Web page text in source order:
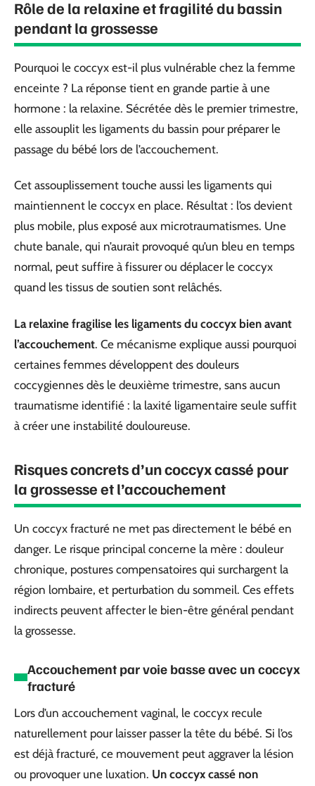
Rôle de la relaxine et fragilité du bassin
pendant la grossesse
Pourquoi le coccyx est-il plus vulnérable chez la femme
enceinte ? La réponse tient en grande partie à une
hormone : la relaxine. Sécrétée dès le premier trimestre,
elle assouplit les ligaments du bassin pour préparer le
passage du bébé lors de l’accouchement.
Cet assouplissement touche aussi les ligaments qui
maintiennent le coccyx en place. Résultat : l’os devient
plus mobile, plus exposé aux microtraumatismes. Une
chute banale, qui n’aurait provoqué qu’un bleu en temps
normal, peut suffire à fissurer ou déplacer le coccyx
quand les tissus de soutien sont relâchés.
La relaxine fragilise les ligaments du coccyx bien avant
l’accouchement. Ce mécanisme explique aussi pourquoi
certaines femmes développent des douleurs
coccygiennes dès le deuxième trimestre, sans aucun
traumatisme identifié : la laxité ligamentaire seule suffit
à créer une instabilité douloureuse.
Risques concrets d’un coccyx cassé pour
la grossesse et l’accouchement
Un coccyx fracturé ne met pas directement le bébé en
danger. Le risque principal concerne la mère : douleur
chronique, postures compensatoires qui surchargent la
région lombaire, et perturbation du sommeil. Ces effets
indirects peuvent affecter le bien-être général pendant
la grossesse.
Accouchement par voie basse avec un coccyx
fracturé
Lors d’un accouchement vaginal, le coccyx recule
naturellement pour laisser passer la tête du bébé. Si l’os
est déjà fracturé, ce mouvement peut aggraver la lésion
ou provoquer une luxation. Un coccyx cassé non